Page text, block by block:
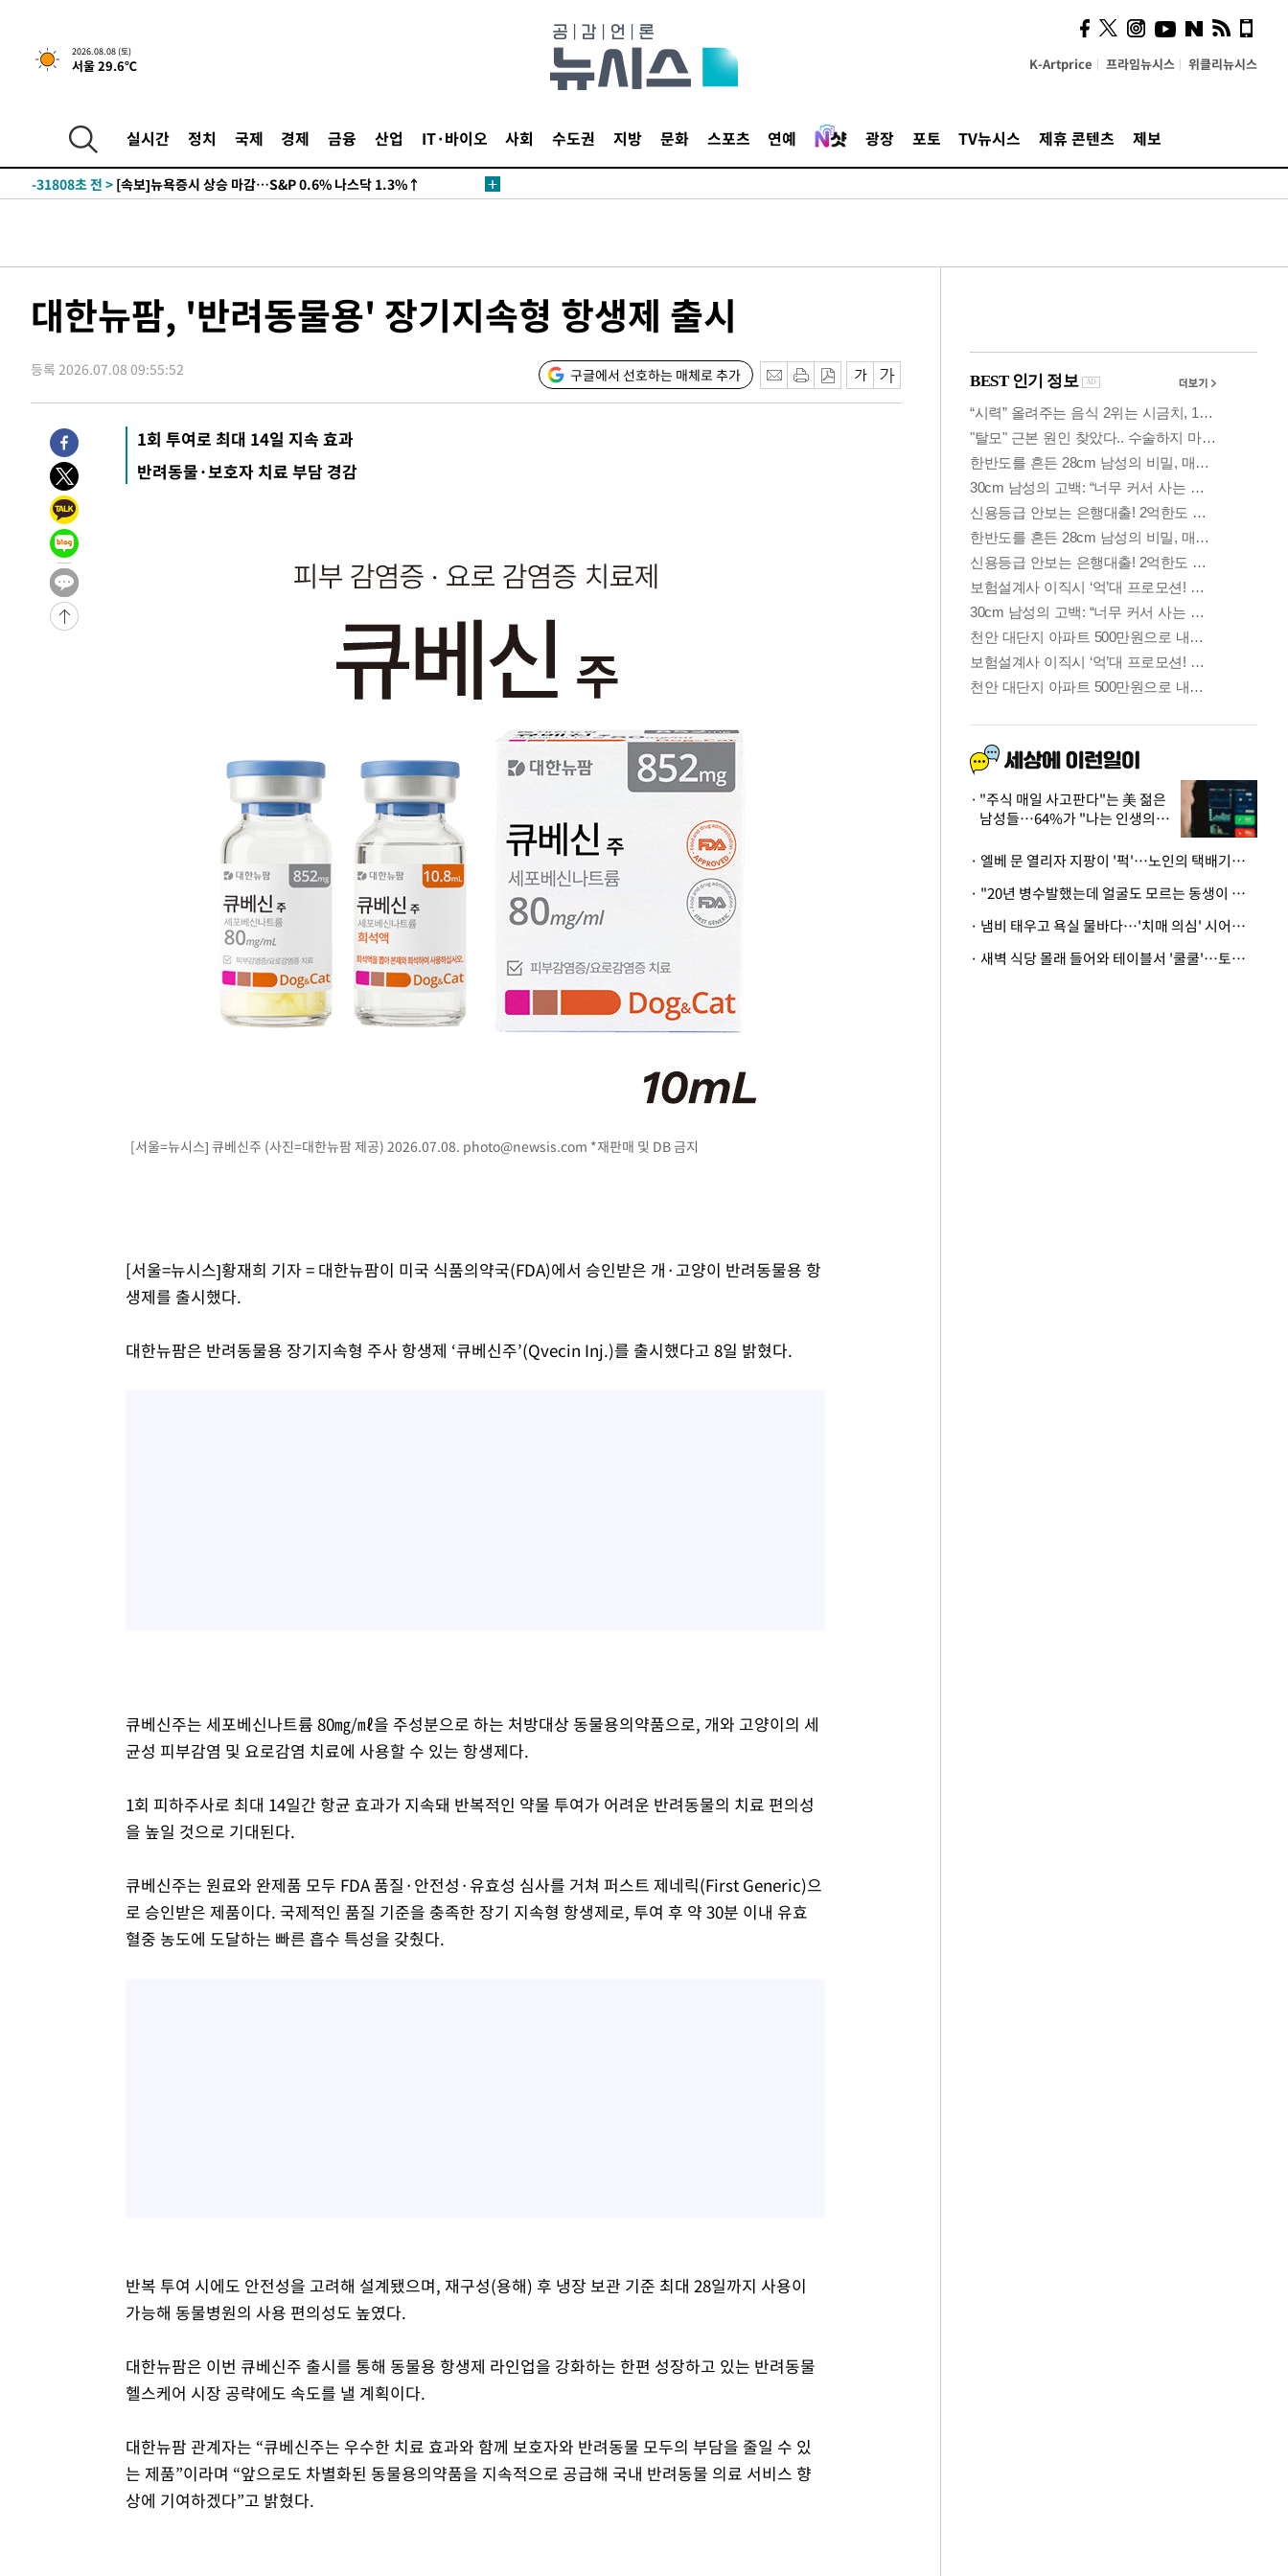
2026.08.08 (토)
서울 29.6℃ K-Artprice 프라임뉴시스 위클리뉴시스
실시간 정치 국제 경제 금융 산업 IT·바이오 사회 수도권 지방 문화 스포츠 연예 광장 포토 TV뉴시스 제휴 콘텐츠 제보
-31808초 전 > [속보]뉴욕증시 상승 마감…S&P 0.6% 나스닥 1.3%↑
대한뉴팜, '반려동물용' 장기지속형 항생제 출시
등록 2026.07.08 09:55:52 구글에서 선호하는 매체로 추가
1회 투여로 최대 14일 지속 효과
반려동물·보호자 치료 부담 경감
[서울=뉴시스] 큐베신주 (사진=대한뉴팜 제공) 2026.07.08. photo@newsis.com *재판매 및 DB 금지
[서울=뉴시스]황재희 기자 = 대한뉴팜이 미국 식품의약국(FDA)에서 승인받은 개·고양이 반려동물용 항
생제를 출시했다.
대한뉴팜은 반려동물용 장기지속형 주사 항생제 ‘큐베신주’(Qvecin Inj.)를 출시했다고 8일 밝혔다.
큐베신주는 세포베신나트륨 80㎎/㎖을 주성분으로 하는 처방대상 동물용의약품으로, 개와 고양이의 세
균성 피부감염 및 요로감염 치료에 사용할 수 있는 항생제다.
1회 피하주사로 최대 14일간 항균 효과가 지속돼 반복적인 약물 투여가 어려운 반려동물의 치료 편의성
을 높일 것으로 기대된다.
큐베신주는 원료와 완제품 모두 FDA 품질·안전성·유효성 심사를 거쳐 퍼스트 제네릭(First Generic)으
로 승인받은 제품이다. 국제적인 품질 기준을 충족한 장기 지속형 항생제로, 투여 후 약 30분 이내 유효
혈중 농도에 도달하는 빠른 흡수 특성을 갖췄다.
반복 투여 시에도 안전성을 고려해 설계됐으며, 재구성(용해) 후 냉장 보관 기준 최대 28일까지 사용이
가능해 동물병원의 사용 편의성도 높였다.
대한뉴팜은 이번 큐베신주 출시를 통해 동물용 항생제 라인업을 강화하는 한편 성장하고 있는 반려동물
헬스케어 시장 공략에도 속도를 낼 계획이다.
대한뉴팜 관계자는 “큐베신주는 우수한 치료 효과와 함께 보호자와 반려동물 모두의 부담을 줄일 수 있
는 제품”이라며 “앞으로도 차별화된 동물용의약품을 지속적으로 공급해 국내 반려동물 의료 서비스 향
상에 기여하겠다”고 밝혔다.
시, 스마트폰 액세서리에
NFC 더했다
"주식 매일 사고판다"는 美 젊은
남성들…64%가 "나는 인생의
· 엘베 문 열리자 지팡이 '퍽'…노인의 택배기사 폭행 이유
· "20년 병수발했는데 얼굴도 모르는 동생이 유산 절반을"…배다른 형제 상속권 있을까
· 냄비 태우고 욕실 물바다…'치매 의심' 시어머니 검사 권유했다가 '날벼락'
· 새벽 식당 몰래 들어와 테이블서 '쿨쿨'…토사물 남기고 사라진 남성